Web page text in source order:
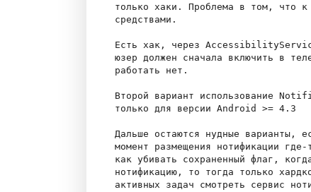
только хаки. Проблема в том, что к
средствами.
Есть хак, через
юзер должен сначала включить в
работать нет.
Второй вариант использование
только для версии Android >= 4.3
Дальше остаются нудные варианты,
момент размещения нотификации
как убивать сохраненный флаг,
нотификацию, то тогда только
активных задач смотреть сервис